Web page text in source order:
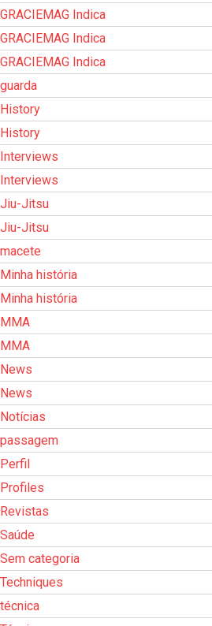
GRACIEMAG Indica
GRACIEMAG Indica
GRACIEMAG Indica
guarda
History
History
Interviews
Interviews
Jiu-Jitsu
Jiu-Jitsu
macete
Minha história
Minha história
MMA
MMA
News
News
Notícias
passagem
Perfil
Profiles
Revistas
Saúde
Sem categoria
Techniques
técnica